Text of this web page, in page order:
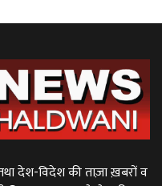
तथा देश-विदेश की ताज़ा ख़बरों व